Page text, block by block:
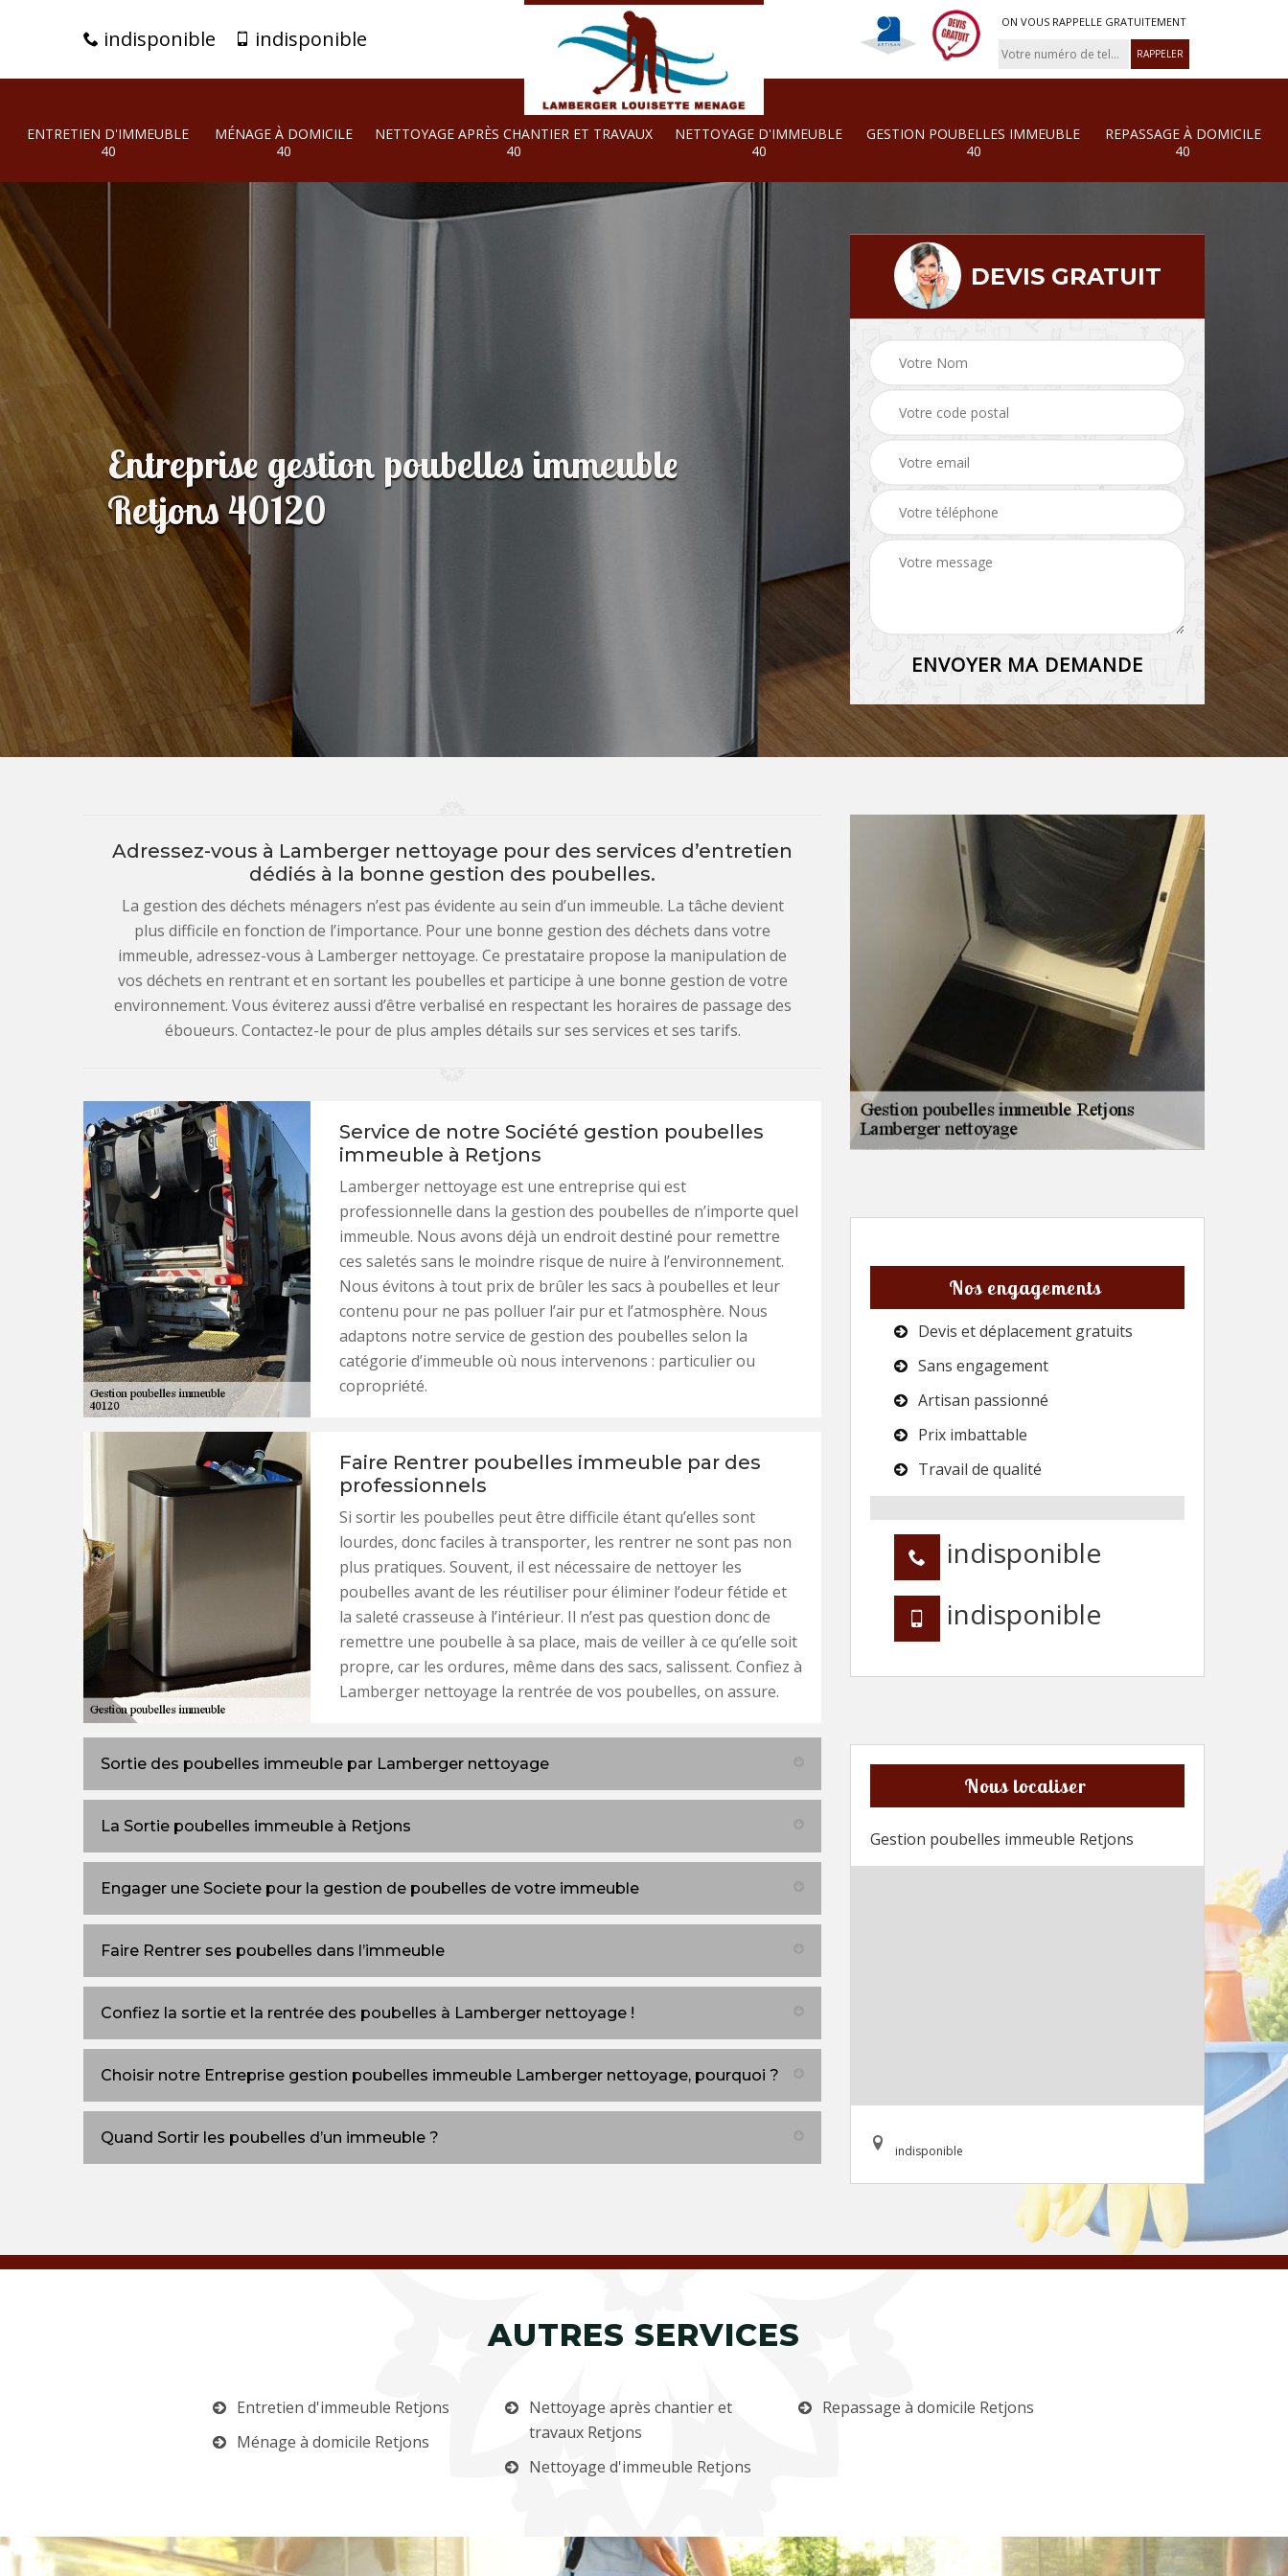
indisponible indisponible
ON VOUS RAPPELLE GRATUITEMENT
ENTRETIEN D'IMMEUBLE
40
MÉNAGE À DOMICILE
40
NETTOYAGE APRÈS CHANTIER ET TRAVAUX
40
NETTOYAGE D'IMMEUBLE
40
GESTION POUBELLES IMMEUBLE
40
REPASSAGE À DOMICILE
40
Entreprise gestion poubelles immeuble
Retjons 40120
DEVIS GRATUIT
Adressez-vous à Lamberger nettoyage pour des services d’entretien
dédiés à la bonne gestion des poubelles.
La gestion des déchets ménagers n’est pas évidente au sein d’un immeuble. La tâche devient
plus difficile en fonction de l’importance. Pour une bonne gestion des déchets dans votre
immeuble, adressez-vous à Lamberger nettoyage. Ce prestataire propose la manipulation de
vos déchets en rentrant et en sortant les poubelles et participe à une bonne gestion de votre
environnement. Vous éviterez aussi d’être verbalisé en respectant les horaires de passage des
éboueurs. Contactez-le pour de plus amples détails sur ses services et ses tarifs.
Service de notre Société gestion poubelles
immeuble à Retjons
Lamberger nettoyage est une entreprise qui est
professionnelle dans la gestion des poubelles de n’importe quel
immeuble. Nous avons déjà un endroit destiné pour remettre
ces saletés sans le moindre risque de nuire à l’environnement.
Nous évitons à tout prix de brûler les sacs à poubelles et leur
contenu pour ne pas polluer l’air pur et l’atmosphère. Nous
adaptons notre service de gestion des poubelles selon la
catégorie d’immeuble où nous intervenons : particulier ou
copropriété.
Faire Rentrer poubelles immeuble par des
professionnels
Si sortir les poubelles peut être difficile étant qu’elles sont
lourdes, donc faciles à transporter, les rentrer ne sont pas non
plus pratiques. Souvent, il est nécessaire de nettoyer les
poubelles avant de les réutiliser pour éliminer l’odeur fétide et
la saleté crasseuse à l’intérieur. Il n’est pas question donc de
remettre une poubelle à sa place, mais de veiller à ce qu’elle soit
propre, car les ordures, même dans des sacs, salissent. Confiez à
Lamberger nettoyage la rentrée de vos poubelles, on assure.
Sortie des poubelles immeuble par Lamberger nettoyage
La Sortie poubelles immeuble à Retjons
Engager une Societe pour la gestion de poubelles de votre immeuble
Faire Rentrer ses poubelles dans l’immeuble
Confiez la sortie et la rentrée des poubelles à Lamberger nettoyage !
Choisir notre Entreprise gestion poubelles immeuble Lamberger nettoyage, pourquoi ?
Quand Sortir les poubelles d’un immeuble ?
Nos engagements
Devis et déplacement gratuits
Sans engagement
Artisan passionné
Prix imbattable
Travail de qualité
indisponible
indisponible
Nous localiser
Gestion poubelles immeuble Retjons
indisponible
AUTRES SERVICES
Entretien d'immeuble Retjons
Ménage à domicile Retjons
Nettoyage après chantier et
travaux Retjons
Nettoyage d'immeuble Retjons
Repassage à domicile Retjons